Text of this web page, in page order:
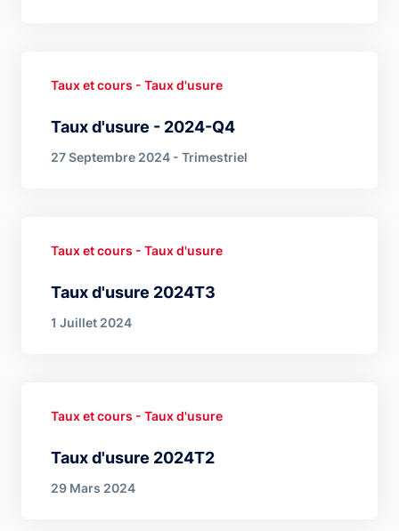
Taux d'usure - 2024-Q4
Taux et cours - Taux d'usure
27 Septembre 2024 - Trimestriel
Taux d'usure 2024T3
Taux et cours - Taux d'usure
1 Juillet 2024
Taux d'usure 2024T2
Taux et cours - Taux d'usure
29 Mars 2024